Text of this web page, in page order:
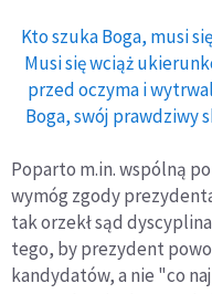
Kto szuka Boga, musi
Musi się wciąż
przed oczyma i
Boga, swój prawdziwy
Poparto m.in. wspólną
wymóg zgody
tak orzekł sąd
tego, by prezydent
kandydatów, a nie "co